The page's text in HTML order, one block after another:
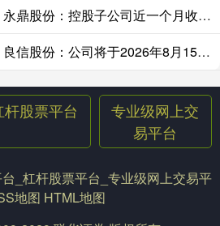
股票杠杆用什么软件 永鼎股份：控股子公司近一个月收到约11.33亿元大功率激光器芯片产品采购订单
股票配资平台的好处 良信股份：公司将于2026年8月15日在深交所指定信息披露媒体披露《2026年半年度报告》
杆股票平台
专业级网上交
易平台
_杠杆股票平台_专业级网上交易平
地图 HTML地图